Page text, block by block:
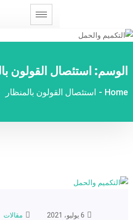
الوسم: استئصال القولون
Home
- استئصال القولون بالمنظار
مقالات